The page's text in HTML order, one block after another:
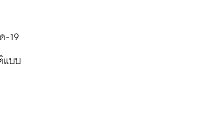
-19
แบบ